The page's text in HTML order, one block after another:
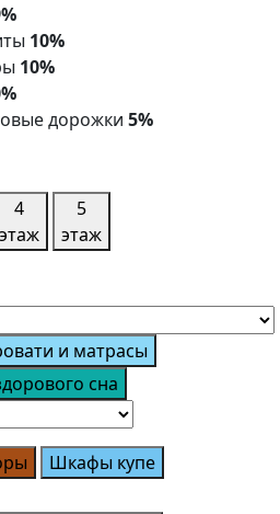
10%
10%
дорожки 5%
4
этаж
5
этаж
и матрасы
сна
Шкафы купе